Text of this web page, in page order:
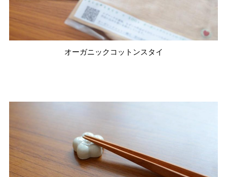
オーガニックコットンスタイ